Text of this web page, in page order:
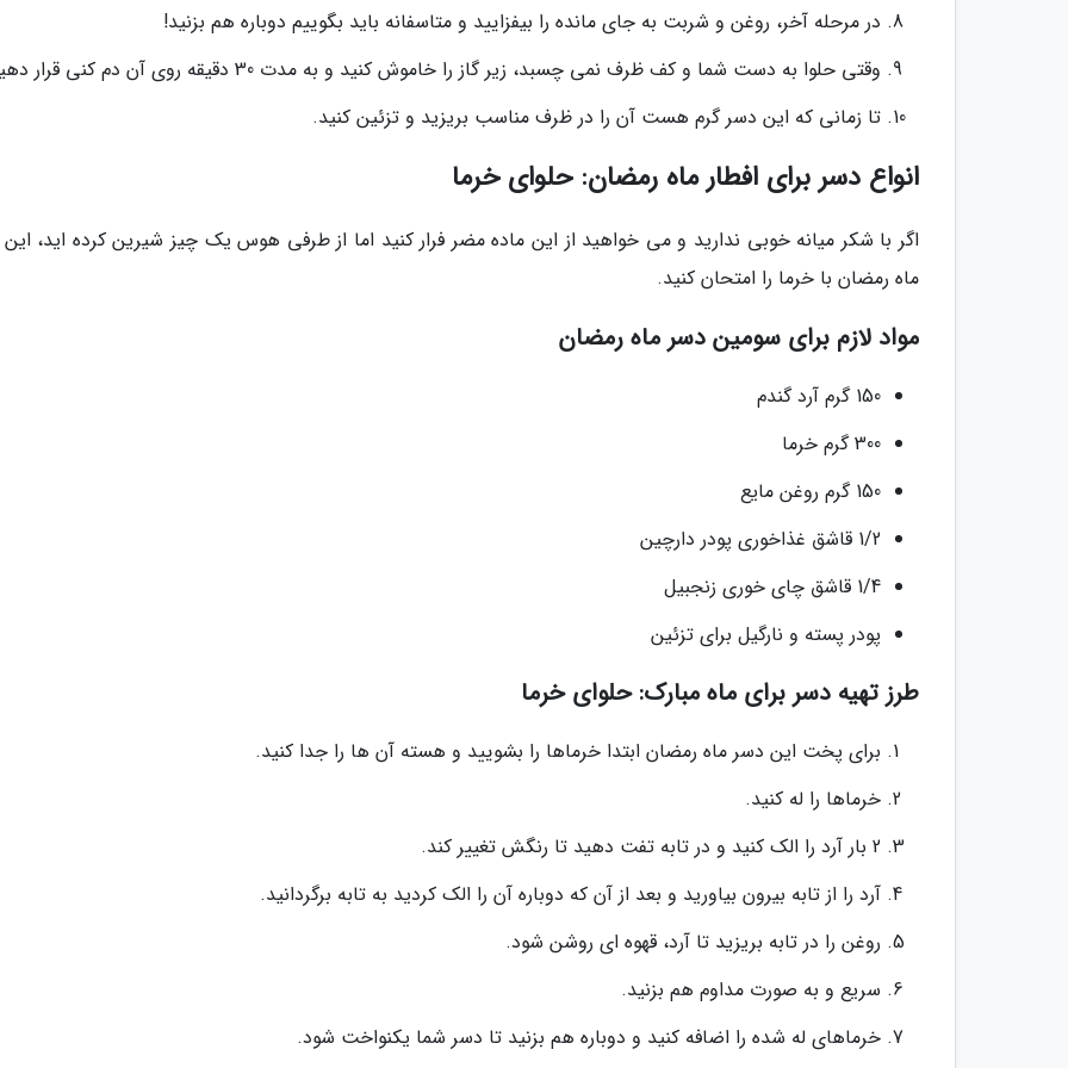
در مرحله آخر، روغن و شربت به جای مانده را بیفزایید و متاسفانه باید بگوییم دوباره هم بزنید!
وقتی حلوا به دست شما و کف ظرف نمی چسبد، زیر گاز را خاموش کنید و به مدت 30 دقیقه روی آن دم کنی قرار دهید.
تا زمانی که این دسر گرم هست آن را در ظرف مناسب بریزید و تزئین کنید.
انواع دسر برای افطار ماه رمضان: حلوای خرما
اگر با شکر میانه خوبی ندارید و می خواهید از این ماده مضر فرار کنید اما از طرفی هوس یک چیز شیرین کرده اید،
ماه رمضان با خرما را امتحان کنید.
مواد لازم برای سومین دسر ماه رمضان
150 گرم آرد گندم
300 گرم خرما
150 گرم روغن مایع
1/2 قاشق غذاخوری پودر دارچین
1/4 قاشق چای خوری زنجبیل
پودر پسته و نارگیل برای تزئین
طرز تهیه دسر برای ماه مبارک: حلوای خرما
برای پخت این دسر ماه رمضان ابتدا خرماها را بشویید و هسته آن ها را جدا کنید.
خرماها را له کنید.
2 بار آرد را الک کنید و در تابه تفت دهید تا رنگش تغییر کند.
آرد را از تابه بیرون بیاورید و بعد از آن که دوباره آن را الک کردید به تابه برگردانید.
روغن را در تابه بریزید تا آرد، قهوه ای روشن شود.
سریع و به صورت مداوم هم بزنید.
خرماهای له شده را اضافه کنید و دوباره هم بزنید تا دسر شما یکنواخت شود.